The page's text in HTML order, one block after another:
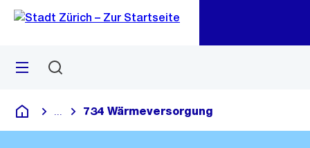
Navigation
Sprunglink
Menü
Deutsch
Blende alle Breadcrumbs ein
734 Wärmeversorgung